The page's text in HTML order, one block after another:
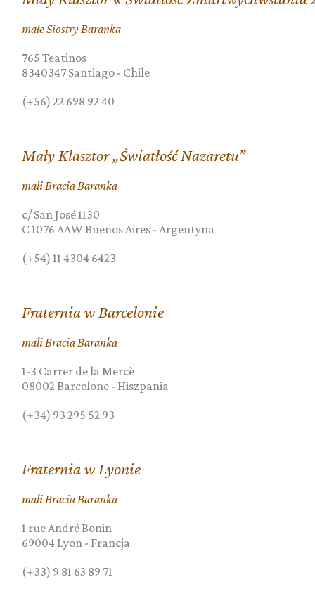
małe Siostry Baranka
765 Teatinos
8340347 Santiago- Chile
(+56) 22 698 92 40
Mały Klasztor „Światłość Nazaretu”
mali Bracia Baranka
c/ San José 1130
C 1076 AAW Buenos Aires- Argentyna
(+54) 11 4304 6423
Fraternia w Barcelonie
mali Bracia Baranka
1-3 Carrer de la Mercè
08002 Barcelone- Hiszpania
(+34) 93 295 52 93
Fraternia w Lyonie
mali Bracia Baranka
1 rue André Bonin
69004 Lyon- Francja
(+33) 9 81 63 89 71